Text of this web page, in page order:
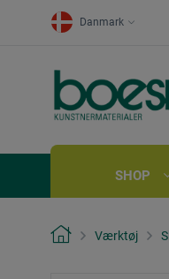
Danmark
SHOP
Værktøj